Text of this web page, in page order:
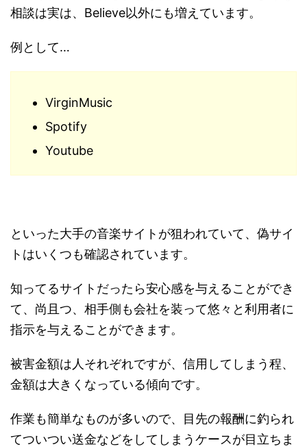
相談は実は、Believe以外にも増えています。
例として…
VirginMusic
Spotify
Youtube
といった大手の音楽サイトが狙われていて、偽サイ
トはいくつも確認されています。
知ってるサイトだったら安心感を与えることができ
て、尚且つ、相手側も会社を装って悠々と利用者に
指示を与えることができます。
被害金額は人それぞれですが、信用してしまう程、
金額は大きくなっている傾向です。
作業も簡単なものが多いので、目先の報酬に釣られ
てついつい送金などをしてしまうケースが目立ちま